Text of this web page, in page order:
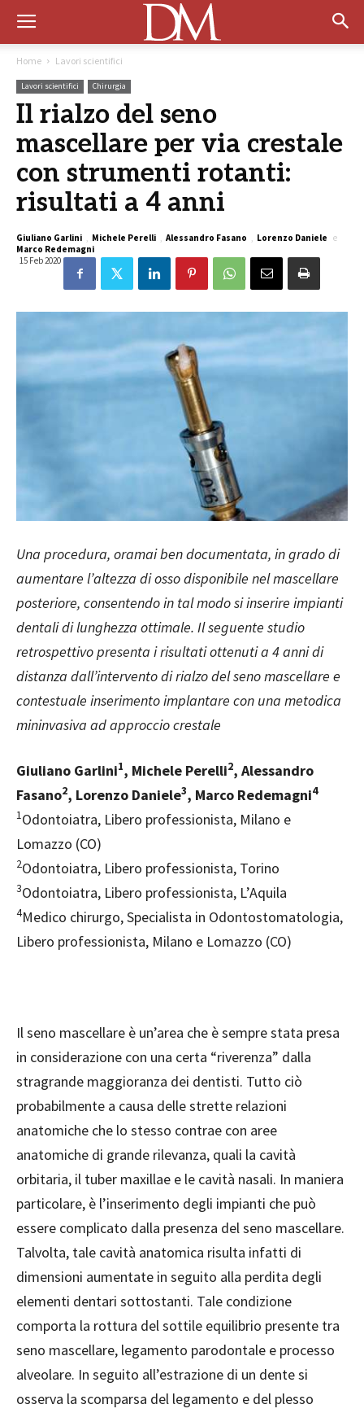
Home Lavori scientifici
Lavori scientifici Chirurgia
Il rialzo del seno
mascellare per via crestale
con strumenti rotanti:
risultati a 4 anni
Giuliano Garlini , Michele Perelli , Alessandro Fasano , Lorenzo Daniele e
Marco Redemagni
15 Feb 2020
Una procedura, oramai ben documentata, in grado di
aumentare l’altezza di osso disponibile nel mascellare
posteriore, consentendo in tal modo si inserire impianti
dentali di lunghezza ottimale. Il seguente studio
retrospettivo presenta i risultati ottenuti a 4 anni di
distanza dall’intervento di rialzo del seno mascellare e
contestuale inserimento implantare con una metodica
mininvasiva ad approccio crestale
Giuliano Garlini1, Michele Perelli2, Alessandro
Fasano2, Lorenzo Daniele3, Marco Redemagni4
1Odontoiatra, Libero professionista, Milano e
Lomazzo (CO)
2Odontoiatra, Libero professionista, Torino
3Odontoiatra, Libero professionista, L’Aquila
4Medico chirurgo, Specialista in Odontostomatologia,
Libero professionista, Milano e Lomazzo (CO)
Il seno mascellare è un’area che è sempre stata presa
in considerazione con una certa “riverenza” dalla
stragrande maggioranza dei dentisti. Tutto ciò
probabilmente a causa delle strette relazioni
anatomiche che lo stesso contrae con aree
anatomiche di grande rilevanza, quali la cavità
orbitaria, il tuber maxillae e le cavità nasali. In maniera
particolare, è l’inserimento degli impianti che può
essere complicato dalla presenza del seno mascellare.
Talvolta, tale cavità anatomica risulta infatti di
dimensioni aumentate in seguito alla perdita degli
elementi dentari sottostanti. Tale condizione
comporta la rottura del sottile equilibrio presente tra
seno mascellare, legamento parodontale e processo
alveolare. In seguito all’estrazione di un dente si
osserva la scomparsa del legamento e del plesso